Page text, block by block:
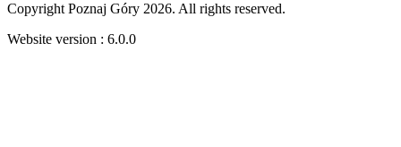
Copyright Poznaj Góry 2026. All rights reserved.
Website version : 6.0.0